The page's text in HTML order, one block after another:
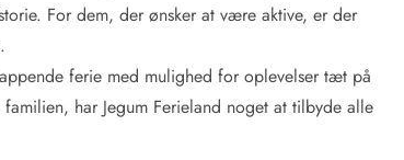
For dem, der ønsker at være aktive, er der
ferie med mulighed for oplevelser tæt på
har Jegum Ferieland noget at tilbyde alle